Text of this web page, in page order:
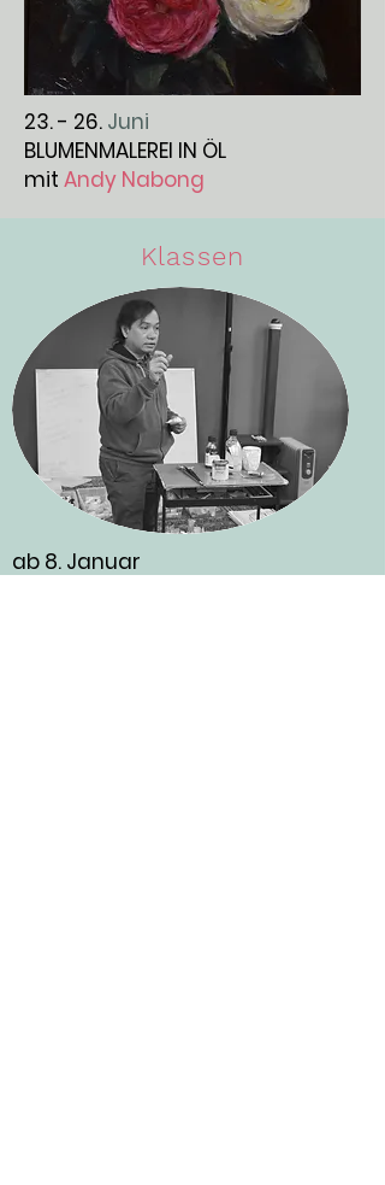
23. - 26. Juni
BLUMENMALEREI IN ÖL
mit Andy Nabong
Klassen
ab 8. Januar